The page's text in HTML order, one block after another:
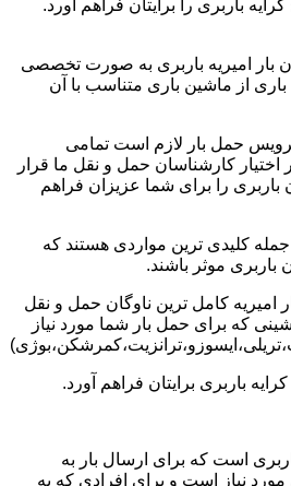
کرایه باربری را برایتان فراهم آورد.
امیریه باربری به صورت تخصصی
باری از ماشین باری متناسب با آن
حمل بار لازم است تمامی
اختیار کارشناسان حمل و نقل ما قرار
باربری را برای شما عزیزان فراهم
جمله کلیدی ترین مواردی هستند که
باربری موثر باشند.
امیریه کامل ترین ناوگان حمل و نقل
که برای حمل بار شما مورد نیاز
باربری برایتان فراهم آورد.
است که برای ارسال بار به
نیاز است و برای افرادی که به